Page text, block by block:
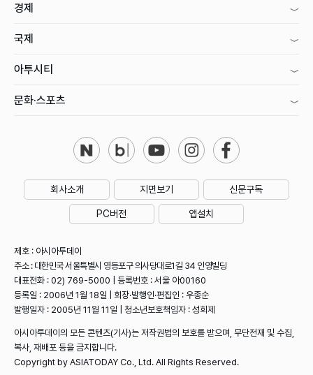
경제
국제
아투시티
문화·스포츠
회사소개 지면보기 신문구독
PC버전 앱설치
제호 : 아시아투데이
주소 : 대한민국 서울특별시 영등포구 의사당대로1길 34 인영빌딩
대표전화 : 02) 769-5000 | 등록번호 : 서울 아00160
등록일 : 2006년 1월 18일 | 회장·발행인·편집인 : 우종순
발행일자 : 2005년 11월 11일 | 청소년보호책임자 : 성희제
아시아투데이의 모든 콘텐츠(기사)는 저작권법의 보호를 받으며, 무단전재 및 수집,
복사, 재배포 등을 금지합니다.
Copyright by ASIATODAY Co., Ltd. All Rights Reserved.